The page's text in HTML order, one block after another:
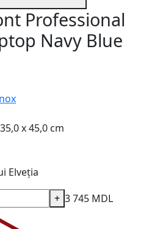
Professional
Navy Blue
x 45,0 cm
Elveția
3 745 MDL
+